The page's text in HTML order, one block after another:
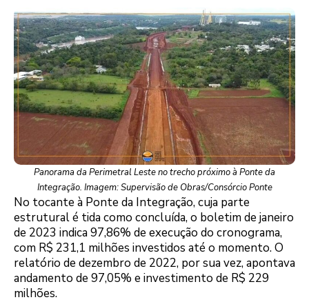
Panorama da Perimetral Leste no trecho próximo à Ponte da
Integração. Imagem: Supervisão de Obras/Consórcio Ponte
No tocante à Ponte da Integração, cuja parte
estrutural é tida como concluída, o boletim de janeiro
de 2023 indica 97,86% de execução do cronograma,
com R$ 231,1 milhões investidos até o momento. O
relatório de dezembro de 2022, por sua vez, apontava
andamento de 97,05% e investimento de R$ 229
milhões.